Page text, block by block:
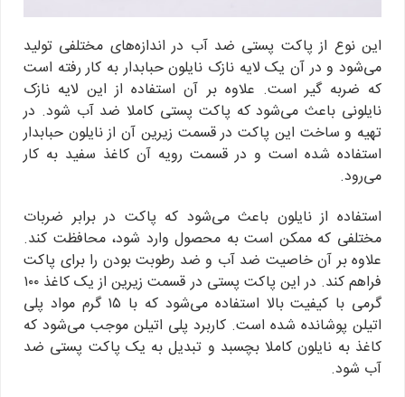
این نوع از پاکت پستی ضد آب در اندازه‌های مختلفی تولید
می‌شود و در آن یک لایه نازک نایلون حبابدار به کار رفته است
که ضربه گیر است. علاوه بر آن استفاده از این لایه نازک
نایلونی باعث می‌شود که پاکت پستی کاملا ضد آب شود. در
تهیه و ساخت این پاکت در قسمت زیرین آن از نایلون حبابدار
استفاده شده است و در قسمت رویه آن کاغذ سفید به کار
می‌رود.
استفاده از نایلون باعث می‌شود که پاکت در برابر ضربات
مختلفی که ممکن است به محصول وارد شود، محافظت کند.
علاوه بر آن خاصیت ضد آب و ضد رطوبت بودن را برای پاکت
فراهم کند. در این پاکت پستی در قسمت زیرین از یک کاغذ ۱۰۰
گرمی با کیفیت بالا استفاده می‌شود که با ۱۵ گرم مواد پلی
اتیلن پوشانده شده است. کاربرد پلی اتیلن موجب می‌شود که
کاغذ به نایلون کاملا بچسبد و تبدیل به یک پاکت پستی ضد
آب شود.